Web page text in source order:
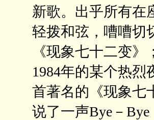
新歌。出乎所有在
轻拨和弦，嘈嘈切
《现象七十二变》；
1984年的某个热
首著名的《现象七
说了一声Bye－